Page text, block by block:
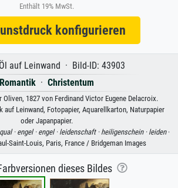
Enthält 19% MwSt.
konfigurieren
auf Leinwand · Bild-ID: 43903
Romantik· Christentum
1827 von Ferdinand Victor Eugene Delacroix.
auf Leinwand, Fotopapier, Aquarellkarton, Naturpapier
oder Japanpapier.
qual · engel · engel · leidenschaft · heiligenschein · leiden·
Saint-Louis, Paris, France / Bridgeman Images
dieses Bildes